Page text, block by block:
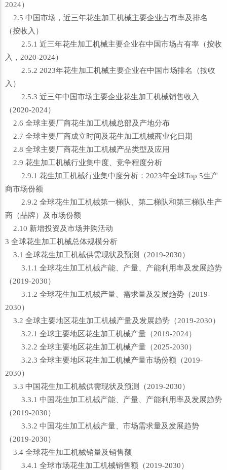
2024）
2.5 中国市场，近三年花生加工机械主要企业占有率及排名
（按收入）
2.5.1 近三年花生加工机械主要企业在中国市场占有率（按收
入，2020-2024）
2.5.2 2023年花生加工机械主要企业在中国市场排名（按收
入）
2.5.3 近三年中国市场主要企业花生加工机械销售收入
（2020-2024）
2.6 全球主要厂商花生加工机械总部及产地分布
2.7 全球主要厂商成立时间及花生加工机械商业化日期
2.8 全球主要厂商花生加工机械产品类型及应用
2.9 花生加工机械行业集中度、竞争程度分析
2.9.1 花生加工机械行业集中度分析：2023年全球Top 5生产
商市场份额
2.9.2 全球花生加工机械第一梯队、第二梯队和第三梯队生产
商（品牌）及市场份额
2.10 新增投资及市场并购活动
3 全球花生加工机械总体规模分析
3.1 全球花生加工机械供需现状及预测（2019-2030）
3.1.1 全球花生加工机械产能、产量、产能利用率及发展趋势
（2019-2030）
3.1.2 全球花生加工机械产量、需求量及发展趋势（2019-
2030）
3.2 全球主要地区花生加工机械产量及发展趋势（2019-2030）
3.2.1 全球主要地区花生加工机械产量（2019-2024）
3.2.2 全球主要地区花生加工机械产量（2025-2030）
3.2.3 全球主要地区花生加工机械产量市场份额（2019-
2030）
3.3 中国花生加工机械供需现状及预测（2019-2030）
3.3.1 中国花生加工机械产能、产量、产能利用率及发展趋势
（2019-2030）
3.3.2 中国花生加工机械产量、市场需求量及发展趋势
（2019-2030）
3.4 全球花生加工机械销量及销售额
3.4.1 全球市场花生加工机械销售额（2019-2030）